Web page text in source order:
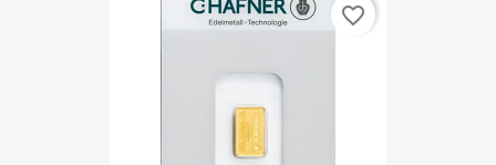
favorite_border